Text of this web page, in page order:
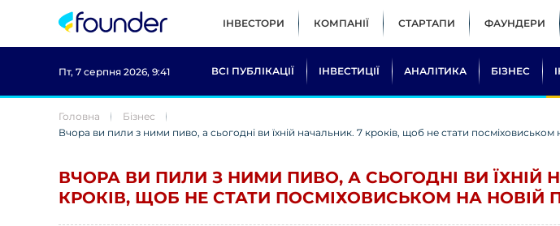
ІНВЕСТОРИ КОМПАНІЇ СТАРТАПИ ФАУНДЕРИ
Пт, 7 серпня 2026, 9:41 ВСІ ПУБЛІКАЦІЇ ІНВЕСТИЦІЇ АНАЛІТИКА БІЗНЕС
Головна
Бізнес
Вчора ви пили з ними пиво, а сьогодні ви їхній начальник. 7 кроків, щоб не стати посміховиськом
ВЧОРА ВИ ПИЛИ З НИМИ ПИВО, А СЬОГОДНІ ВИ ЇХНІЙ
КРОКІВ, ЩОБ НЕ СТАТИ ПОСМІХОВИСЬКОМ НА НОВІЙ